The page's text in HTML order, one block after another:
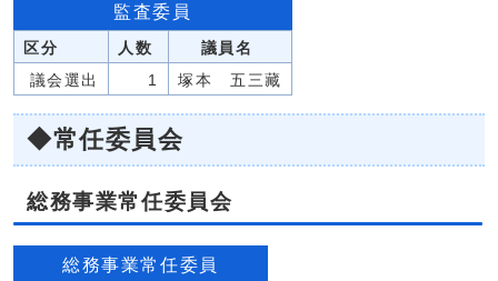
監査委員
区分 人数
議員名
議会選出
1 塚本 五三藏
◆常任委員会
総務事業常任委員会
総務事業常任委員